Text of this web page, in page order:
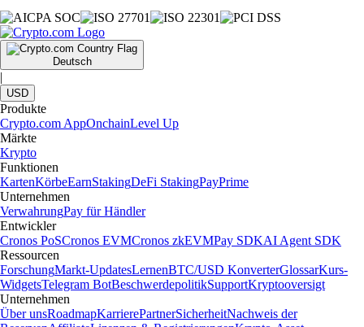
Deutsch
|
USD
Produkte
Crypto.com AppOnchainLevel Up
Märkte
Krypto
Funktionen
KartenKörbeEarnStakingDeFi StakingPayPrime
Unternehmen
VerwahrungPay für Händler
Entwickler
Cronos PoSCronos EVMCronos zkEVMPay SDKAI Agent SDK
Ressourcen
ForschungMarkt-UpdatesLernenBTC/USD KonverterGlossarKurs-
WidgetsTelegram BotBeschwerdepolitikSupportKryptooversigt
Unternehmen
Über unsRoadmapKarrierePartnerSicherheitNachweis der